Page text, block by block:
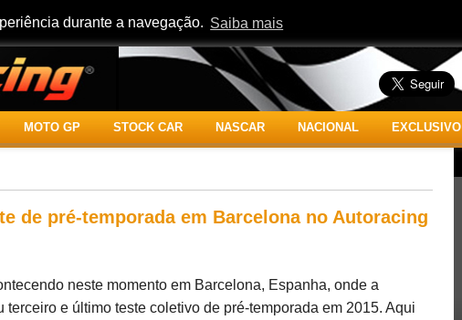
durante a navegação. Saiba mais
MOTO GP STOCK CAR NASCAR NACIONAL EXCLUSIVO
de pré-temporada em Barcelona no Autoracing
neste momento em Barcelona, Espanha, onde a
terceiro e último teste coletivo de pré-temporada em 2015. Aqui